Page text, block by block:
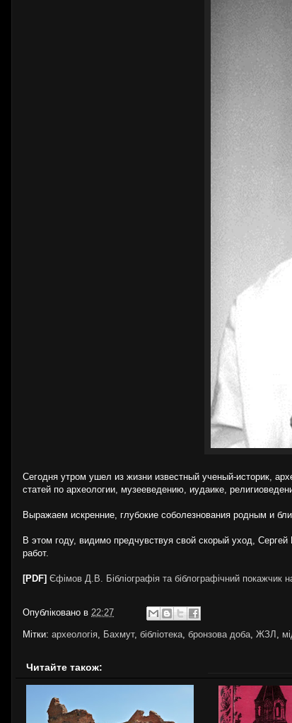
Сегодня утром ушел из жизни известный ученый-историк,
статей по археологии, музееведению, иудаике,
Выражаем искренние, глубокие соболезнования родным и
В этом году, видимо предчувствуя свой скорый уход,
работ.
[PDF] Єфімов Д.В. Бібліографія та біблографічний покажчик
Опубліковано в 22:27
Мітки: археологія, Бахмут, бібліотека, бронзова доба, ЖЗЛ ,
Читайте також: